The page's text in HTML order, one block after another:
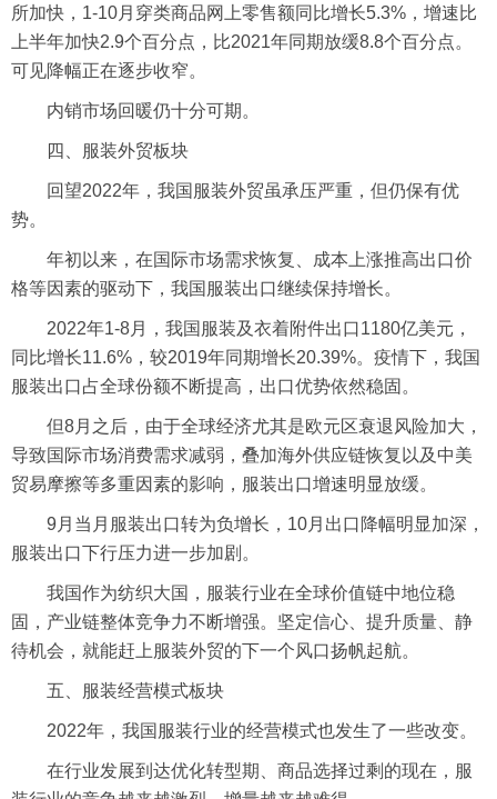
所加快，1-10月穿类商品网上零售额同比增长5.3%，增速比
上半年加快2.9个百分点，比2021年同期放缓8.8个百分点。
可见降幅正在逐步收窄。
内销市场回暖仍十分可期。
四、服装外贸板块
回望2022年，我国服装外贸虽承压严重，但仍保有优
势。
年初以来，在国际市场需求恢复、成本上涨推高出口价
格等因素的驱动下，我国服装出口继续保持增长。
2022年1-8月，我国服装及衣着附件出口1180亿美元，
同比增长11.6%，较2019年同期增长20.39%。疫情下，我国
服装出口占全球份额不断提高，出口优势依然稳固。
但8月之后，由于全球经济尤其是欧元区衰退风险加大，
导致国际市场消费需求减弱，叠加海外供应链恢复以及中美
贸易摩擦等多重因素的影响，服装出口增速明显放缓。
9月当月服装出口转为负增长，10月出口降幅明显加深，
服装出口下行压力进一步加剧。
我国作为纺织大国，服装行业在全球价值链中地位稳
固，产业链整体竞争力不断增强。坚定信心、提升质量 、静
待机会，就能赶上服装外贸的下一个风口扬帆起航。
五、服装经营模式板块
2022年，我国服装行业的经营模式也发生了一些改变。
在行业发展到达优化转型期、商品选择过剩的现在，服